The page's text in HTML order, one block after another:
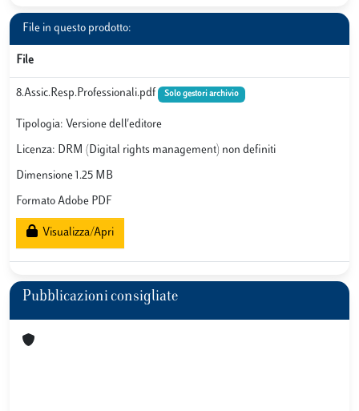
File in questo prodotto:
File
8.Assic.Resp.Professionali.pdf Solo gestori archivio
Tipologia: Versione dell'editore
Licenza: DRM (Digital rights management) non definiti
Dimensione 1.25 MB
Formato Adobe PDF
Visualizza/Apri
Pubblicazioni consigliate